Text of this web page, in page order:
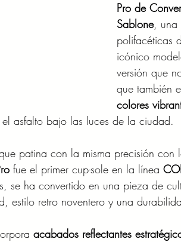
Pro de
Sablone, una
polifacéticas
icónico
versión que
que también
colores
asfalto bajo las luces de la ciudad.
patina con la misma precisión con
fue el primer cup-sole en la línea
se ha convertido en una pieza de
estilo retro noventero y una
acabados reflectantes